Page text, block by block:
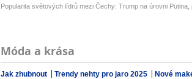
Popularita světových lídrů mezi Čechy: Trump na úrovni Putina,
Móda a krása
Jak zhubnout Trendy nehty pro jaro 2025 Nové